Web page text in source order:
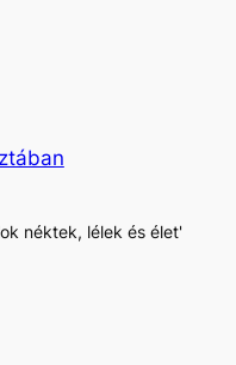
néktek, lélek és élet'